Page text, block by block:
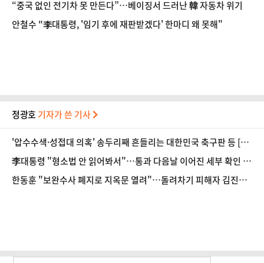
“중국 없인 전기차 못 만든다”…베이징서 드러난 韓 자동차 위기
안철수 "李대통령, '임기 후에 재판받겠다' 한마디 왜 못해"
정광호 기자가 쓴 기사
'압수수색·성접대 의혹' 송두리째 흔들리는 대한민국 축구판 등 [8/
7(금) 데일리안 출근길 뉴스]
李대통령 "형소법 안 읽어봐서"…통과 다음날 이어진 세부 확인 작
업(종합) 등 [8/6(목) 데일리안 출근길 뉴스]
한동훈 "보완수사 폐지로 지옥문 열려"…돌려차기 피해자 김진주